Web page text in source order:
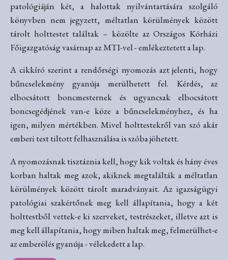
patológiáján két, a halottak nyilvántartására szolgáló
könyvben nem jegyzett, méltatlan körülmények között
tárolt holttestet találtak – közölte az Országos Kórházi
Főigazgatóság vasárnap az MTI-vel - emlékeztetett a lap.
A cikkíró szerint a rendőrségi nyomozás azt jelenti, hogy
bűncselekmény gyanúja merülhetett fel. Kérdés, az
elbocsátott boncmesternek és ugyancsak elbocsátott
boncsegédjének van-e köze a bűncselekményhez, és ha
igen, milyen mértékben. Mivel holttestekről van szó akár
emberi test tiltott felhasználása is szóba jöhetett.
A nyomozásnak tisztáznia kell, hogy kik voltak és hány éves
korban haltak meg azok, akiknek megtalálták a méltatlan
körülmények között tárolt maradványait. Az igazságügyi
patológiai szakértőnek meg kell állapítania, hogy a két
holttestből vettek-e ki szerveket, testrészeket, illetve azt is
meg kell állapítania, hogy miben haltak meg, felmerülhet-e
az emberölés gyanúja - vélekedett a lap.